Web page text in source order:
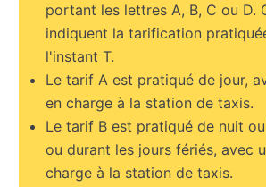
portant les lettres A, B, C ou D.
indiquent la tarification
l'instant T.
Le tarif A est pratiqué de jour,
en charge à la station de taxis.
Le tarif B est pratiqué de nuit
ou durant les jours fériés, avec
charge à la station de taxis.